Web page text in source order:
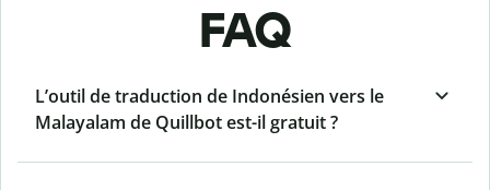
FAQ
L’outil de traduction de Indonésien vers le
Malayalam de Quillbot est-il gratuit ?